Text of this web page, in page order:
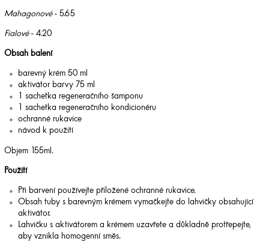
Mahagonové- 5.65
Fialové- 4.20
Obsah balení
barevný krém 50 ml
aktivátor barvy 75 ml
1 sachetka regeneračního šamponu
1 sachetka regeneračního kondicionéru
ochranné rukavice
návod k použití
Objem 155ml.
Použití
Při barvení používejte přiložené ochranné rukavice.
Obsah tuby s barevným krémem vymačkejte do lahvičky obsahující
aktivátor.
Lahvičku s aktivátorem a krémem uzavřete a důkladně protřepejte,
aby vznikla homogenní směs.